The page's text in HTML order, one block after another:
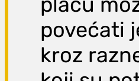
povećati
kroz